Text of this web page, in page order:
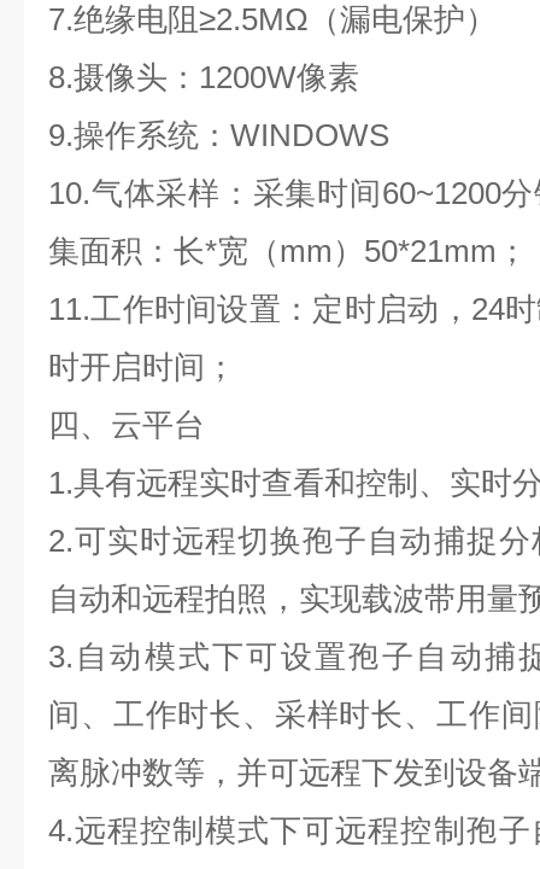
7.绝缘电阻≥2.5MΩ（漏电保护）
8.摄像头：1200W像素
9.操作系统：WINDOWS
10.气体采样：采集时间60~1200
集面积：长*宽（mm）50*21mm；
11.工作时间设置：定时启动，24
时开启时间；
四、云平台
1.具有远程实时查看和控制、实时
2.可实时远程切换孢子自动捕捉
自动和远程拍照，实现载波带用量
3.自动模式下可设置孢子自动捕
间、工作时长、采样时长、工作
离脉冲数等，并可远程下发到设备
4.远程控制模式下可远程控制孢